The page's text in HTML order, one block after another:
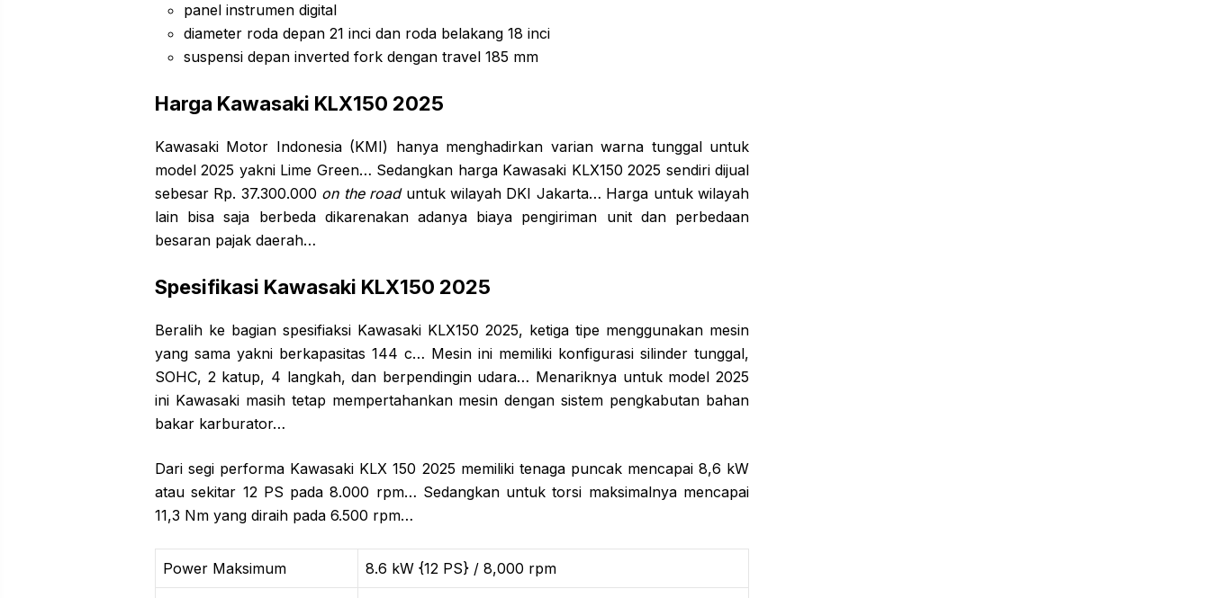
panel instrumen digital
diameter roda depan 21 inci dan roda belakang 18 inci
suspensi depan inverted fork dengan travel 185 mm
Harga Kawasaki KLX150 2025
Kawasaki Motor Indonesia (KMI) hanya menghadirkan varian warna tunggal untuk
model 2025 yakni Lime Green… Sedangkan harga Kawasaki KLX150 2025 sendiri dijual
sebesar Rp. 37.300.000 on the roaduntuk wilayah DKI Jakarta… Harga untuk wilayah
lain bisa saja berbeda dikarenakan adanya biaya pengiriman unit dan perbedaan
besaran pajak daerah…
Spesifikasi Kawasaki KLX150 2025
Beralih ke bagian spesifiaksi Kawasaki KLX150 2025, ketiga tipe menggunakan mesin
yang sama yakni berkapasitas 144 c… Mesin ini memiliki konfigurasi silinder tunggal,
SOHC, 2 katup, 4 langkah, dan berpendingin udara… Menariknya untuk model 2025
ini Kawasaki masih tetap mempertahankan mesin dengan sistem pengkabutan bahan
bakar karburator…
Dari segi performa Kawasaki KLX 150 2025 memiliki tenaga puncak mencapai 8,6 kW
atau sekitar 12 PS pada 8.000 rpm… Sedangkan untuk torsi maksimalnya mencapai
11,3 Nm yang diraih pada 6.500 rpm…
Power Maksimum 8.6 kW {12 PS} / 8,000 rpm